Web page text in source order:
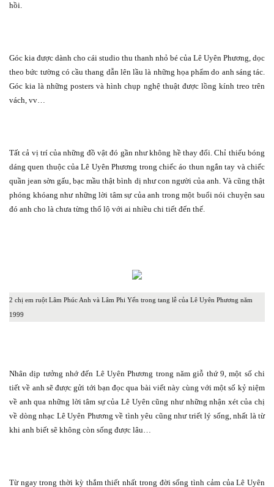
hồi.
Góc kia được dành cho cái studio thu thanh nhỏ bé của Lê Uyên Phương, dọc
theo bức tường có cầu thang dẫn lên lầu là những họa phẩm do anh sáng tác.
Góc kia là những posters và hình chụp nghệ thuật được lồng kính treo trên
vách, vv…
Tất cả vị trí của những đồ vật đó gần như không hề thay đổi. Chỉ thiếu bóng
dáng quen thuộc của Lê Uyên Phương trong chiếc áo thun ngắn tay và chiếc
quần jean sờn gấu, bạc mầu thật bình dị như con người của anh. Và cũng thật
phóng khóang như những lời tâm sự của anh trong một buổi nói chuyện sau
đó anh cho là chưa từng thổ lộ với ai nhiều chi tiết đến thế.
2 chị em ruột Lâm Phúc Anh và Lâm Phi Yến trong tang lễ của Lê Uyên Phương năm
1999
Nhân dịp tưởng nhớ đến Lê Uyên Phương trong năm giỗ thứ 9, một số chi
tiết về anh sẽ được gửi tới bạn đọc qua bài viết này cùng với một số kỷ niệm
về anh qua những lời tâm sự của Lê Uyên cũng như những nhận xét của chị
về dòng nhạc Lê Uyên Phương về tình yêu cũng như triết lý sống, nhất là từ
khi anh biết sẽ không còn sống được lâu…
Từ ngay trong thời kỳ thắm thiết nhất trong đời sống tình cảm của Lê Uyên